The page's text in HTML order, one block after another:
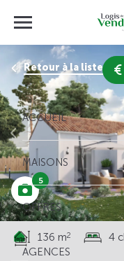
ACCUEIL
MAISONS
OFFRES
AGENCES
Retour à la liste
5
136 m2 4